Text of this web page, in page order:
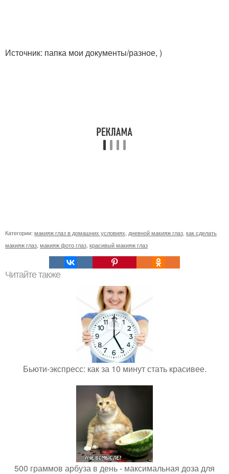
Источник: папка мои документы/разное, )
Категории: макияж глаз в домашних условиях дневной макияж глаз как сделать
макияж глаз макияж фото глаз красивый макияж глаз
Читайте также
Бьюти-экспресс: как за 10 минут стать красивее.
500 граммов арбуза в день - максимальная доза для